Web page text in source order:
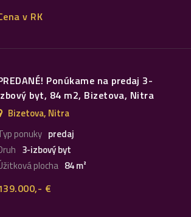
v RK
Ponúkame na predaj 3-
byt, 84 m2, Bizetova, Nitra
Bizetova, Nitra
ponuky predaj
3-izbový byt
plocha 84 m²
€